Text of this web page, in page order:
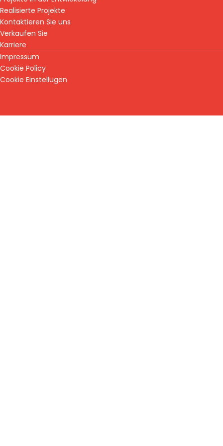
Realisierte Projekte
Kontaktieren Sie uns
Verkaufen Sie
Karriere
Impressum
Cookie Policy
Cookie Einstellugen